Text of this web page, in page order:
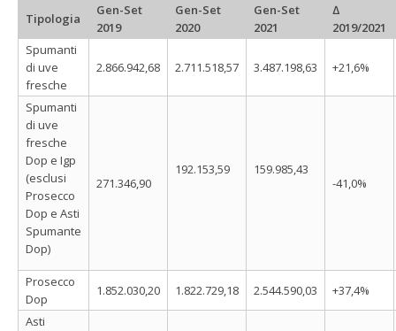
Tipologia
Gen-Set
2019
Gen-Set
2020
Gen-Set
2021
∆
2019/2021
Spumanti
di uve
fresche
2.866.942,68 2.711.518,57 3.487.198,63 +21,6%
Spumanti
di uve
fresche
Dop e Igp
(esclusi
Prosecco
Dop e Asti
Spumante
Dop)
271.346,90
192.153,59
159.985,43
-41,0%
Prosecco
Dop
1.852.030,20 1.822.729,18 2.544.590,03
+37,4%
Asti